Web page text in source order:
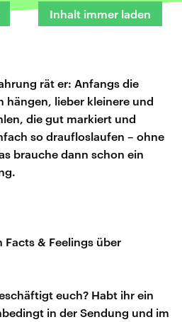
Inhalt immer laden
rät er: Anfangs die
hängen, lieber kleinere und
die gut markiert und
so draufloslaufen – ohne
brauche dann schon ein
Facts & Feelings über
euch? Habt ihr ein
in der Sendung und im